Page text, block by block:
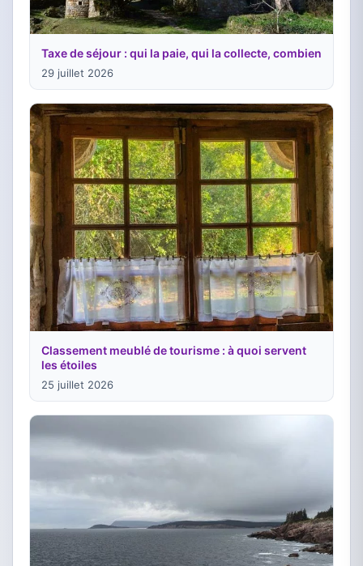
Taxe de séjour : qui la paie, qui la collecte, combien
29 juillet 2026
Classement meublé de tourisme : à quoi servent
les étoiles
25 juillet 2026